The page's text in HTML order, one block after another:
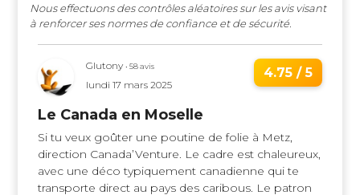
Nous effectuons des contrôles aléatoires sur les avis visant
à renforcer ses normes de confiance et de sécurité.
Glutony• 58 avis
lundi 17 mars 2025
4.75 / 5
Le Canada en Moselle
Si tu veux goûter une poutine de folie à Metz,
direction Canada’Venture. Le cadre est chaleureux,
avec une déco typiquement canadienne qui te
transporte direct au pays des caribous. Le patron